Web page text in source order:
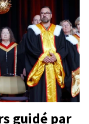
guidé par